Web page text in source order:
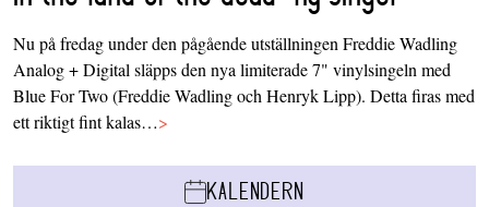
Nu på fredag under den pågående utställningen Freddie Wadling
Analog + Digital släpps den nya limiterade 7" vinylsingeln med
Blue For Two (Freddie Wadling och Henryk Lipp). Detta firas med
ett riktigt fint kalas…>
KALENDERN